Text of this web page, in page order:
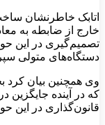
اتابک خاطرنشان
خارج از ضابطه به
تصمیم‌گیری در این
دستگاه‌های متولی
وی همچنین بیان کرد
که در آینده جایگزین
قانون‌گذاری در این